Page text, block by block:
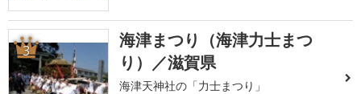
3
海津まつり（海津力士まつ
り）／滋賀県
海津天神社の「力士まつり」